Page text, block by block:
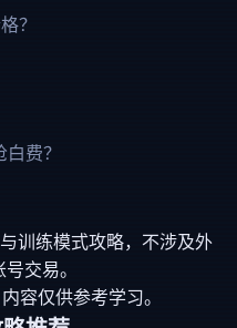
？
费？
训练模式攻略，不涉及外
交易。
容仅供参考学习。